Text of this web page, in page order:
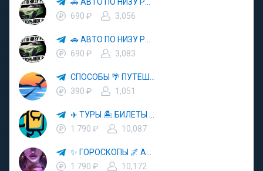
690 ₽
3,056
690 ₽
3,083
390 ₽
1,051
1 790 ₽
10,087
1 790 ₽
10,172